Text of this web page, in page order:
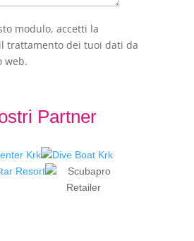
modulo, accetti la
trattamento dei tuoi dati da
web.
Partner